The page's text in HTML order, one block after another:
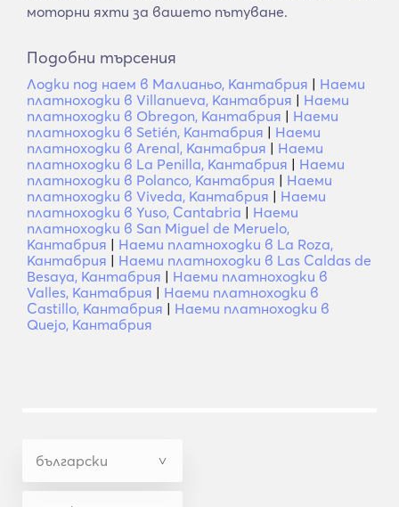
моторни яхти за вашето пътуване.
Подобни търсения
Лодки под наем в Малианьо, Кантабрия | Наеми
платноходки в Villanueva, Кантабрия | Наеми
платноходки в Obregon, Кантабрия | Наеми
платноходки в Setién, Кантабрия | Наеми
платноходки в Arenal, Кантабрия | Наеми
платноходки в La Penilla, Кантабрия | Наеми
платноходки в Polanco, Кантабрия | Наеми
платноходки в Viveda, Кантабрия | Наеми
платноходки в Yuso, Cantabria | Наеми
платноходки в San Miguel de Meruelo,
Кантабрия | Наеми платноходки в La Roza,
Кантабрия | Наеми платноходки в Las Caldas de
Besaya, Кантабрия | Наеми платноходки в
Valles, Кантабрия | Наеми платноходки в
Castillo, Кантабрия | Наеми платноходки в
Quejo, Кантабрия